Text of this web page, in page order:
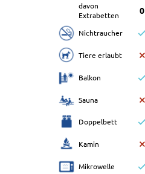
davon
Extrabetten
0
Nichtraucher
Tiere erlaubt
Balkon
Sauna
Doppelbett
Kamin
Mikrowelle